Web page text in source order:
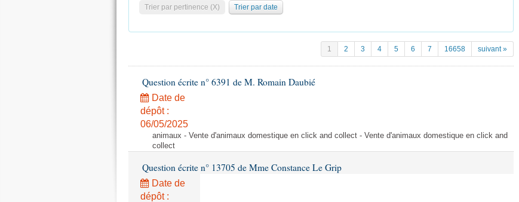
Trier par pertinence (X) Trier par date
1 2 3 4 5 6 7 16658 suivant »
Question écrite n° 6391 de M. Romain Daubié
Date de
dépôt :
06/05/2025
animaux - Vente d'animaux domestique en click and collect - Vente d'animaux domestique en click and
collect
Question écrite n° 13705 de Mme Constance Le Grip
Date de
dépôt :